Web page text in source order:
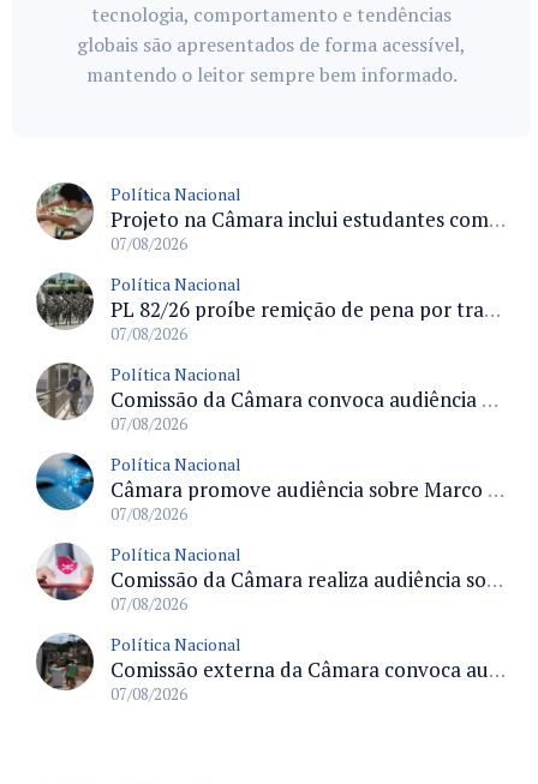
tecnologia, comportamento e tendências
globais são apresentados de forma acessível,
mantendo o leitor sempre bem informado.
Política Nacional
Projeto na Câmara inclui estudantes com deficiência no regime escolar especial da LDB e estabelece critérios para frequência
07/08/2026
Política Nacional
PL 82/26 proíbe remição de pena por trabalho em funções militares para condenados por crimes contra o Estado Democrático de Direito
07/08/2026
Política Nacional
Comissão da Câmara convoca audiência para discutir misoginia nas escolas e universidades após divulgação de listas misóginas
07/08/2026
Política Nacional
Câmara promove audiência sobre Marco de Fomento à Economia Digital e impactos da inteligência artificial
07/08/2026
Política Nacional
Comissão da Câmara realiza audiência sobre apostas online para medir o tamanho do mercado ilegal
07/08/2026
Política Nacional
Comissão externa da Câmara convoca audiência pública sobre chuvas na Zona da Mata de Minas Gerais e impactos em Juiz de Fora
07/08/2026